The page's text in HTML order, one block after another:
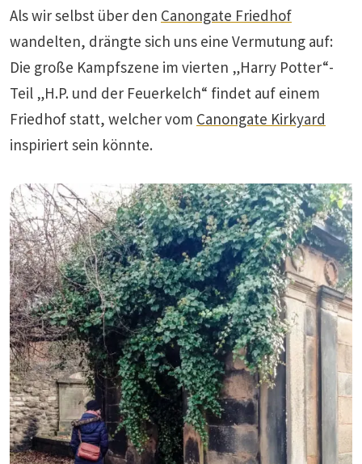
Als wir selbst über den Canongate Friedhof
wandelten, drängte sich uns eine Vermutung auf:
Die große Kampfszene im vierten „Harry Potter“-
Teil „H.P. und der Feuerkelch“ findet auf einem
Friedhof statt, welcher vom Canongate Kirkyard
inspiriert sein könnte.